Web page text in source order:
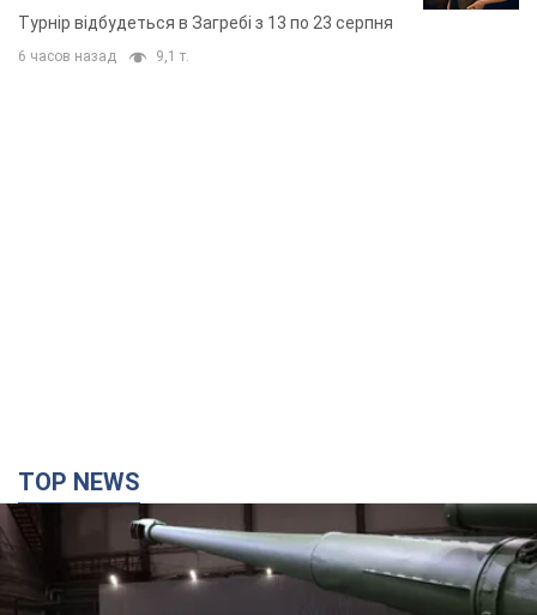
основних спортсменів
Турнір відбудеться в Загребі з 13 по 23 серпня
6 часов назад 9,1 т.
TOP NEWS